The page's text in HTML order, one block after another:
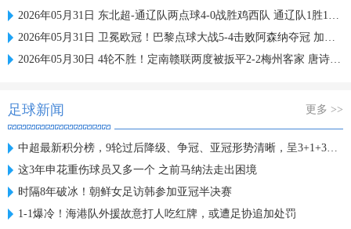
2026年05月31日 东北超-通辽队两点球4-0战胜鸡西队 通辽队1胜1平鸡西队遭遇2连败
2026年05月31日 卫冕欧冠！巴黎点球大战5-4击败阿森纳夺冠 加布里埃尔、埃泽失点
2026年05月30日 4轮不胜！定南赣联两度被扳平2-2梅州客家 唐诗世界波冯刚破门
足球新闻 更多 >>
中超最新积分榜，9轮过后降级、争冠、亚冠形势清晰，呈3+1+3格局
这3年申花重伤球员又多一个 之前马纳法走出困境
时隔8年破冰！朝鲜女足访韩参加亚冠半决赛
1-1爆冷！海港队外援故意打人吃红牌，或遭足协追加处罚